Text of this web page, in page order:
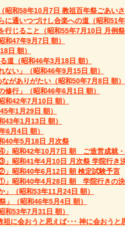
昭和58年10月7日 教祖百年祭ごあいさ
に通いつづけし合楽への道（昭和51
行じること（昭和55年7月10日 月例祭
和47年9月7日 朝）
日 朝）
道（昭和46年3月18日 朝）
ない」（昭和46年9月15日 朝）
がありがたい（昭和50年7月8日 朝）
修行」（昭和46年6月1日 朝）
和42年7月10日 朝）
年1月29日 朝）
43年1月13日 朝）
6月4日 朝）
40年5月18日 月次祭
」昭和42年10月7日 朝 ご造営成就
」昭和41年4月10日 月次祭 学院行き
」昭和40年6月12日 朝 検定試験予言
」昭和40年4月28日 朝 学院行きの
」（昭和53年11月24日 朝）
」（昭和46年5月4日 朝）
和53年7月31日 朝）
に会おうと思えば･･･ 神に会おうと